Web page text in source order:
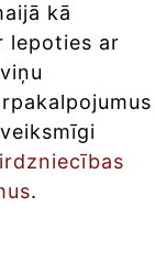
kā
lepoties ar
.